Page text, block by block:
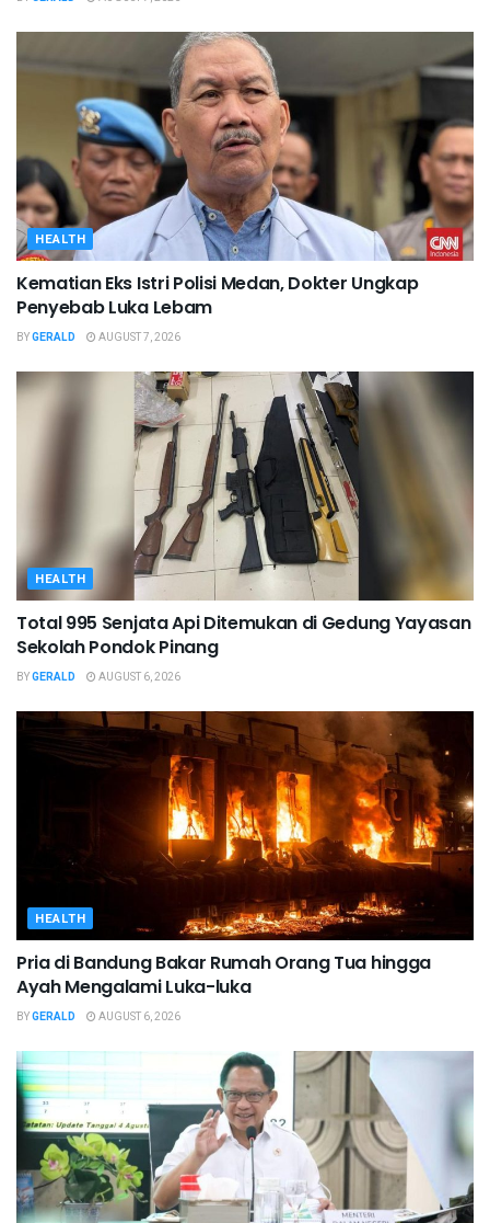
HEALTH
Kematian Eks Istri Polisi Medan, Dokter Ungkap
Penyebab Luka Lebam
BYGERALD AUGUST 7, 2026
HEALTH
Total 995 Senjata Api Ditemukan di Gedung Yayasan
Sekolah Pondok Pinang
BYGERALD AUGUST 6, 2026
HEALTH
Pria di Bandung Bakar Rumah Orang Tua hingga
Ayah Mengalami Luka-luka
BYGERALD AUGUST 6, 2026